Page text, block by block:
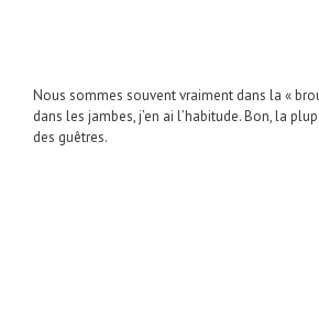
Nous sommes souvent vraiment dans la «
dans les jambes, j’en ai l’habitude. Bon, la
des guêtres.